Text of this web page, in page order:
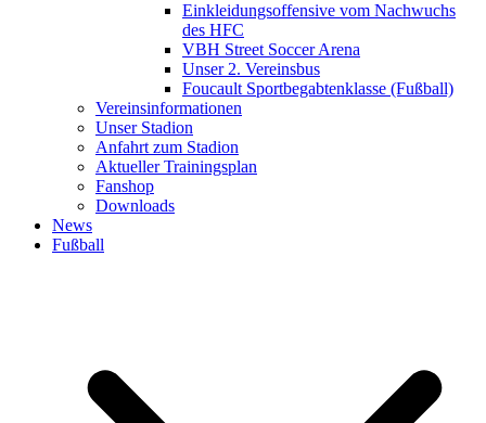
Einkleidungsoffensive vom Nachwuchs
des HFC
VBH Street Soccer Arena
Unser 2. Vereinsbus
Foucault Sportbegabtenklasse (Fußball)
Vereinsinformationen
Unser Stadion
Anfahrt zum Stadion
Aktueller Trainingsplan
Fanshop
Downloads
News
Fußball